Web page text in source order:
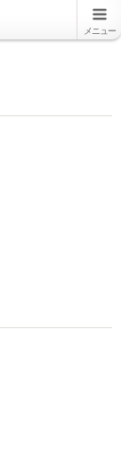
メニュー